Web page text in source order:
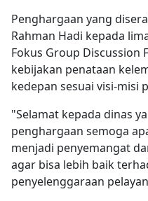
Penghargaan yang
Rahman Hadi kepada
Fokus Group Discussion
kebijakan penataan
kedepan sesuai visi-misi
"Selamat kepada dinas
penghargaan semoga
menjadi penyemangat
agar bisa lebih baik
penyelenggaraan